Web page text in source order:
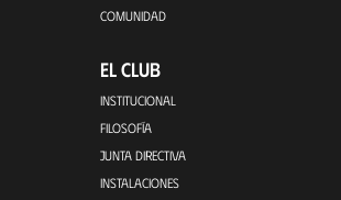
COMUNIDAD
EL CLUB
INSTITUCIONAL
FILOSOFÍA
JUNTA DIRECTIVA
INSTALACIONES